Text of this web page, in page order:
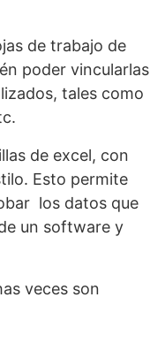
de trabajo de
poder vincularlas
tales como
de excel, con
Esto permite
los datos que
un software y
veces son